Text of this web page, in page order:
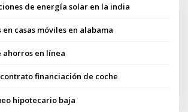
de energía solar en la india
casas móviles en alabama
ahorros en línea
financiación de coche
hipotecario baja